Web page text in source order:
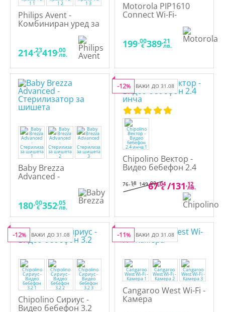
Philips Avent -
Комбиниран уред за
здравословна
бебешка храна 4 в 1
214,23
€ 419,00
лв.
Motorola PIP1610
Connect Wi-Fi-
199,00
€ 389,21
лв.
Baby Brezza
Advanced -
180,00
€ 352,05
лв.
ВАЖИ ДО 31.08
-12%
Chipolino Вектор -
Видео бебефон 2.4
76,18
€ 149,00лв.
67,04
€ /131,12
лв.
ВАЖИ ДО 31.08
-12%
Chipolino Сириус -
Видео бебефон 3.2
ВАЖИ ДО 31.08
-11%
Cangaroo West Wi-Fi -
Камера